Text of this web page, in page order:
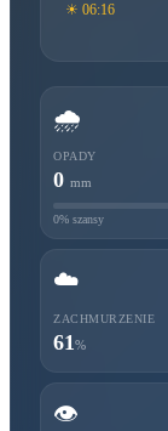
☀ 06:16
🌧️
OPADY
0 mm
0% szansy
☁️
ZACHMURZENIE
61%
👁️